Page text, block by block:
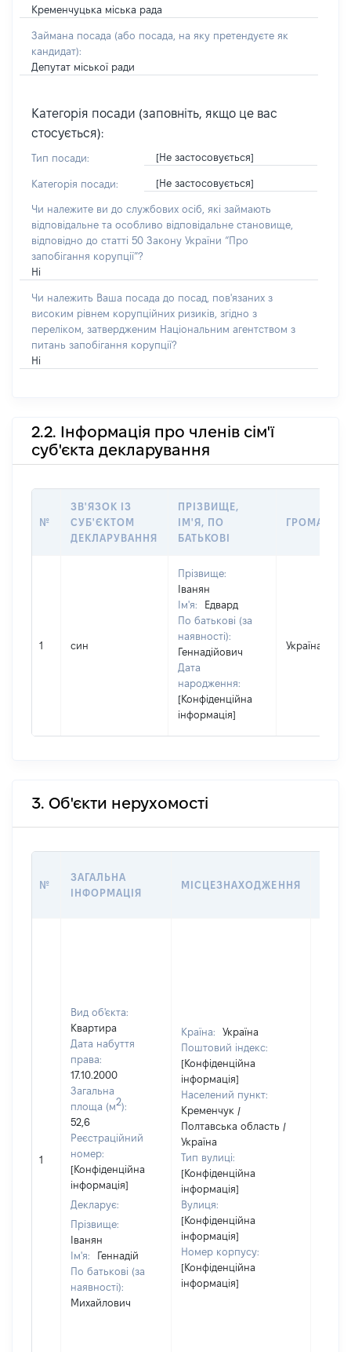
Кременчуцька міська рада
Займана посада (або посада, на яку претендуєте як
кандидат):
Депутат міської ради
Категорія посади (заповніть, якщо це вас
стосується):
Тип посади: [Не застосовується]
Категорія посади: [Не застосовується]
Чи належите ви до службових осіб, які займають
відповідальне та особливо відповідальне становище,
відповідно до статті 50 Закону України “Про
запобігання корупції”?
Ні
Чи належить Ваша посада до посад, пов'язаних з
високим рівнем корупційних ризиків, згідно з
переліком, затвердженим Національним агентством з
питань запобігання корупції?
Ні
2.2. Інформація про членів сім'ї
суб'єкта декларування
№
ЗВ'ЯЗОК ІЗ
СУБ'ЄКТОМ
ДЕКЛАРУВАННЯ
ПРІЗВИЩЕ,
ІМ'Я, ПО
БАТЬКОВІ
1 син
Прізвище:
Іванян
Ім'я:
Едвард
По батькові (за
наявності):
Геннадійович
Дата
народження:
[Конфіденційна
інформація]
Україна
3. Об'єкти нерухомості
№
ЗАГАЛЬНА
ІНФОРМАЦІЯ
МІСЦЕЗНАХОДЖЕННЯ
1
Вид об'єкта:
Квартира
Дата набуття
права:
17.10.2000
Загальна
площа (м2):
52,6
Реєстраційний
номер:
[Конфіденційна
інформація]
Декларує:
Прізвище:
Іванян
Ім'я:
Геннадій
По батькові (за
наявності):
Михайлович
Країна:
Україна
Поштовий індекс:
[Конфіденційна
інформація]
Населений пункт:
Кременчук /
Полтавська область /
Україна
Тип вулиці:
[Конфіденційна
інформація]
Вулиця:
[Конфіденційна
інформація]
Номер корпусу:
[Конфіденційна
інформація]